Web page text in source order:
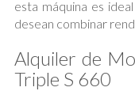
esta máquina es
desean combinar
Alquiler de
Triple S 660